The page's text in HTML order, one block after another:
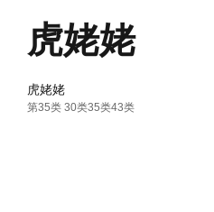
虎姥姥
虎姥姥
第35类 30类35类43类